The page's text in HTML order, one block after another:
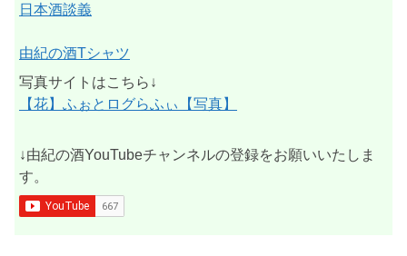
日本酒談義
由紀の酒Tシャツ
写真サイトはこちら↓
【花】ふぉとログらふぃ【写真】
↓由紀の酒YouTubeチャンネルの登録をお願いいたしま
す。